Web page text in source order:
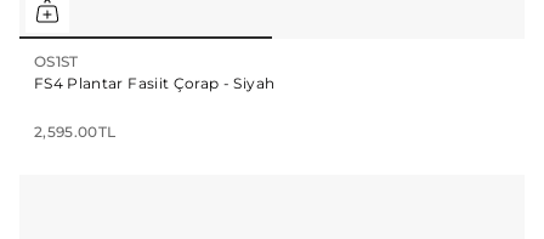
OS1ST
FS4 Plantar Fasiit Çorap - Siyah
2,595.00TL